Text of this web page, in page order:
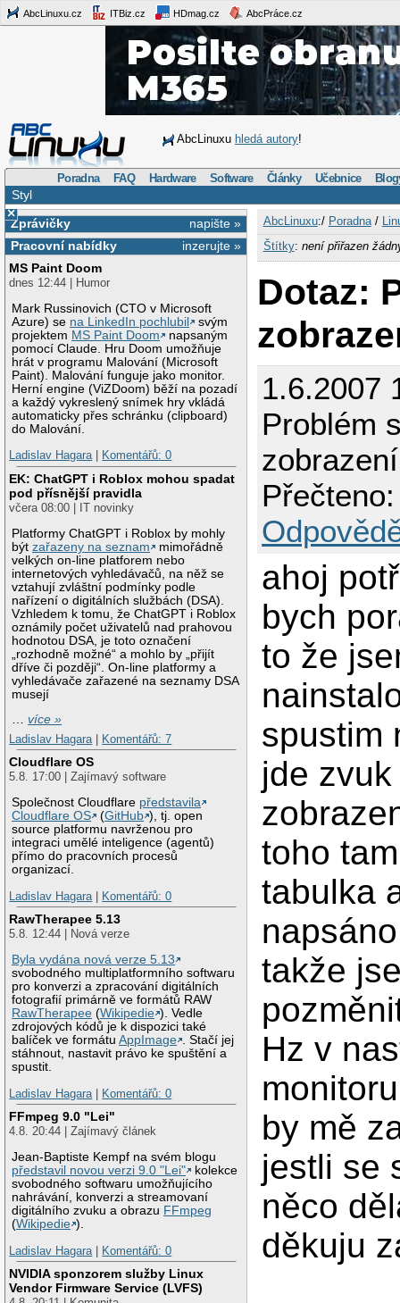
AbcLinuxu.cz ITBiz.cz HDmag.cz AbcPráce.cz
AbcLinuxu hledá autory!
Poradna FAQ Hardware Software Články Učebnice
Styl
×
napište »
Zprávičky
inzerujte »
Pracovní nabídky
MS Paint Doom
dnes 12:44 | Humor
Mark Russinovich (CTO v Microsoft
Azure) se na LinkedIn pochlubil
svým
projektem MS Paint Doom
napsaným
pomocí Claude. Hru Doom umožňuje
hrát v programu Malování (Microsoft
Paint). Malování funguje jako monitor.
Herní engine (ViZDoom) běží na pozadí
a každý vykreslený snímek hry vkládá
automaticky přes schránku (clipboard)
do Malování.
Ladislav Hagara| Komentářů: 0
EK: ChatGPT i Roblox mohou spadat
pod přísnější pravidla
včera 08:00 | IT novinky
Platformy ChatGPT i Roblox by mohly
býtzařazeny na seznam
mimořádně
velkých on-line platforem nebo
internetových vyhledávačů, na něž se
vztahují zvláštní podmínky podle
nařízení o digitálních službách (DSA).
Vzhledem k tomu, že ChatGPT i Roblox
oznámily počet uživatelů nad prahovou
hodnotou DSA, je toto označení
„rozhodně možné“ a mohlo by „přijít
dříve či později“. On-line platformy a
vyhledávače zařazené na seznamy DSA
musejí
…více »
Ladislav Hagara
Komentářů: 7
Cloudflare OS
5.8. 17:00 | Zajímavý software
Společnost Cloudflare představila
Cloudflare OS
(GitHub ), tj. open
source platformu navrženou pro
integraci umělé inteligence (agentů)
přímo do pracovních procesů
organizací.
Ladislav Hagara
Komentářů: 0
RawTherapee 5.13
5.8. 12:44 | Nová verze
Byla vydána nová verze 5.13
svobodného multiplatformního softwaru
pro konverzi a zpracování digitálních
fotografií primárně ve formátů RAW
RawTherapee (Wikipedie ). Vedle
zdrojových kódů je k dispozici také
balíček ve formátuAppImage . Stačí jej
stáhnout, nastavit právo ke spuštění a
spustit.
Ladislav Hagara
Komentářů: 0
FFmpeg 9.0 "Lei"
4.8. 20:44 | Zajímavý článek
Jean-Baptiste Kempf na svém blogu
představil novou verzi 9.0 "Lei"
kolekce
svobodného softwaru umožňujícího
nahrávání, konverzi a streamovaní
digitálního zvuku a obrazu FFmpeg
(Wikipedie ).
Ladislav Hagara | Komentářů: 0
NVIDIA sponzorem služby Linux
Vendor Firmware Service (LVFS)
AbcLinuxu:/ Poradna/
Štítky: není přiřazen
Dotaz:
1.6.2007
Problém
ahoj
bych
to že
spustim
jde
toho
tabulka
takže
Hz v
by mě
jestli se
něco
děkuju